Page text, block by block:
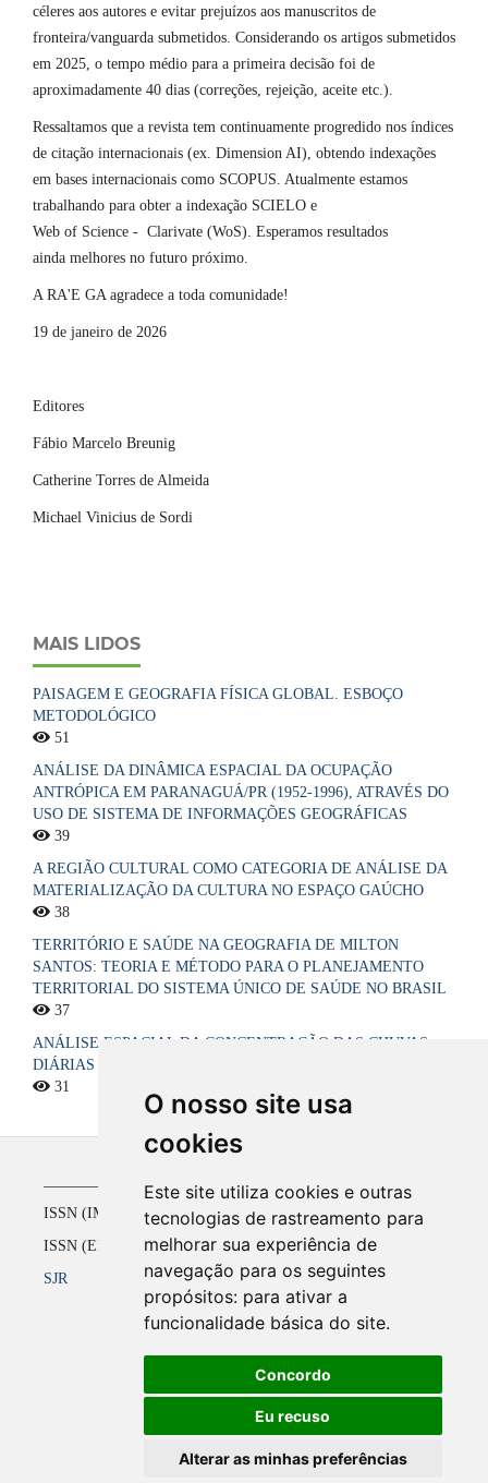
O nosso site usa
cookies
Este site utiliza cookies e outras
tecnologias de rastreamento para
melhorar sua experiência de
navegação para os seguintes
propósitos: para ativar a
funcionalidade básica do site.
Concordo
Eu recuso
Alterar as minhas preferências
céleres aos autores e evitar prejuízos aos manuscritos de
fronteira/vanguarda submetidos. Considerando os artigos submetidos
em 2025, o tempo médio para a primeira decisão foi de
aproximadamente 40 dias (correções, rejeição, aceite etc.).
Ressaltamos que a revista tem continuamente progredido nos índices
de citação internacionais (ex. Dimension AI), obtendo indexações
em bases internacionais como SCOPUS. Atualmente estamos
trabalhando para obter a indexação SCIELO e
Web of Science - Clarivate (WoS). Esperamos resultados
ainda melhores no futuro próximo.
A RA'E GA agradece a toda comunidade!
19 de janeiro de 2026
Editores
Fábio Marcelo Breunig
Catherine Torres de Almeida
Michael Vinicius de Sordi
MAIS LIDOS
PAISAGEM E GEOGRAFIA FÍSICA GLOBAL. ESBOÇO
METODOLÓGICO
51
ANÁLISE DA DINÂMICA ESPACIAL DA OCUPAÇÃO
ANTRÓPICA EM PARANAGUÁ/PR (1952-1996), ATRAVÉS DO
USO DE SISTEMA DE INFORMAÇÕES GEOGRÁFICAS
39
A REGIÃO CULTURAL COMO CATEGORIA DE ANÁLISE DA
MATERIALIZAÇÃO DA CULTURA NO ESPAÇO GAÚCHO
38
TERRITÓRIO E SAÚDE NA GEOGRAFIA DE MILTON
SANTOS: TEORIA E MÉTODO PARA O PLANEJAMENTO
TERRITORIAL DO SISTEMA ÚNICO DE SAÚDE NO BRASIL
37
ANÁLISE ESPACIAL DA CONCENTRAÇÃO DAS CHUVAS
DIÁRIAS NO ESTADO DA PARAÍBA, BRASIL
31
ISSN (IMPRESSO) 1516-4136 até 2008
ISSN (ELETRÔNICO) 2177-2738 a partir de 2009
SJR